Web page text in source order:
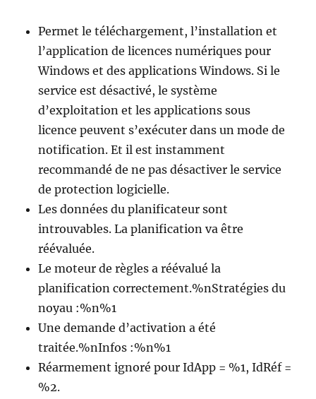
Permet le téléchargement, l’installation et
l’application de licences numériques pour
Windows et des applications Windows. Si le
service est désactivé, le système
d’exploitation et les applications sous
licence peuvent s’exécuter dans un mode de
notification. Et il est instamment
recommandé de ne pas désactiver le service
de protection logicielle.
Les données du planificateur sont
introuvables. La planification va être
réévaluée.
Le moteur de règles a réévalué la
planification correctement.%nStratégies du
noyau :%n%1
Une demande d’activation a été
traitée.%nInfos :%n%1
Réarmement ignoré pour IdApp = %1, IdRéf =
%2.